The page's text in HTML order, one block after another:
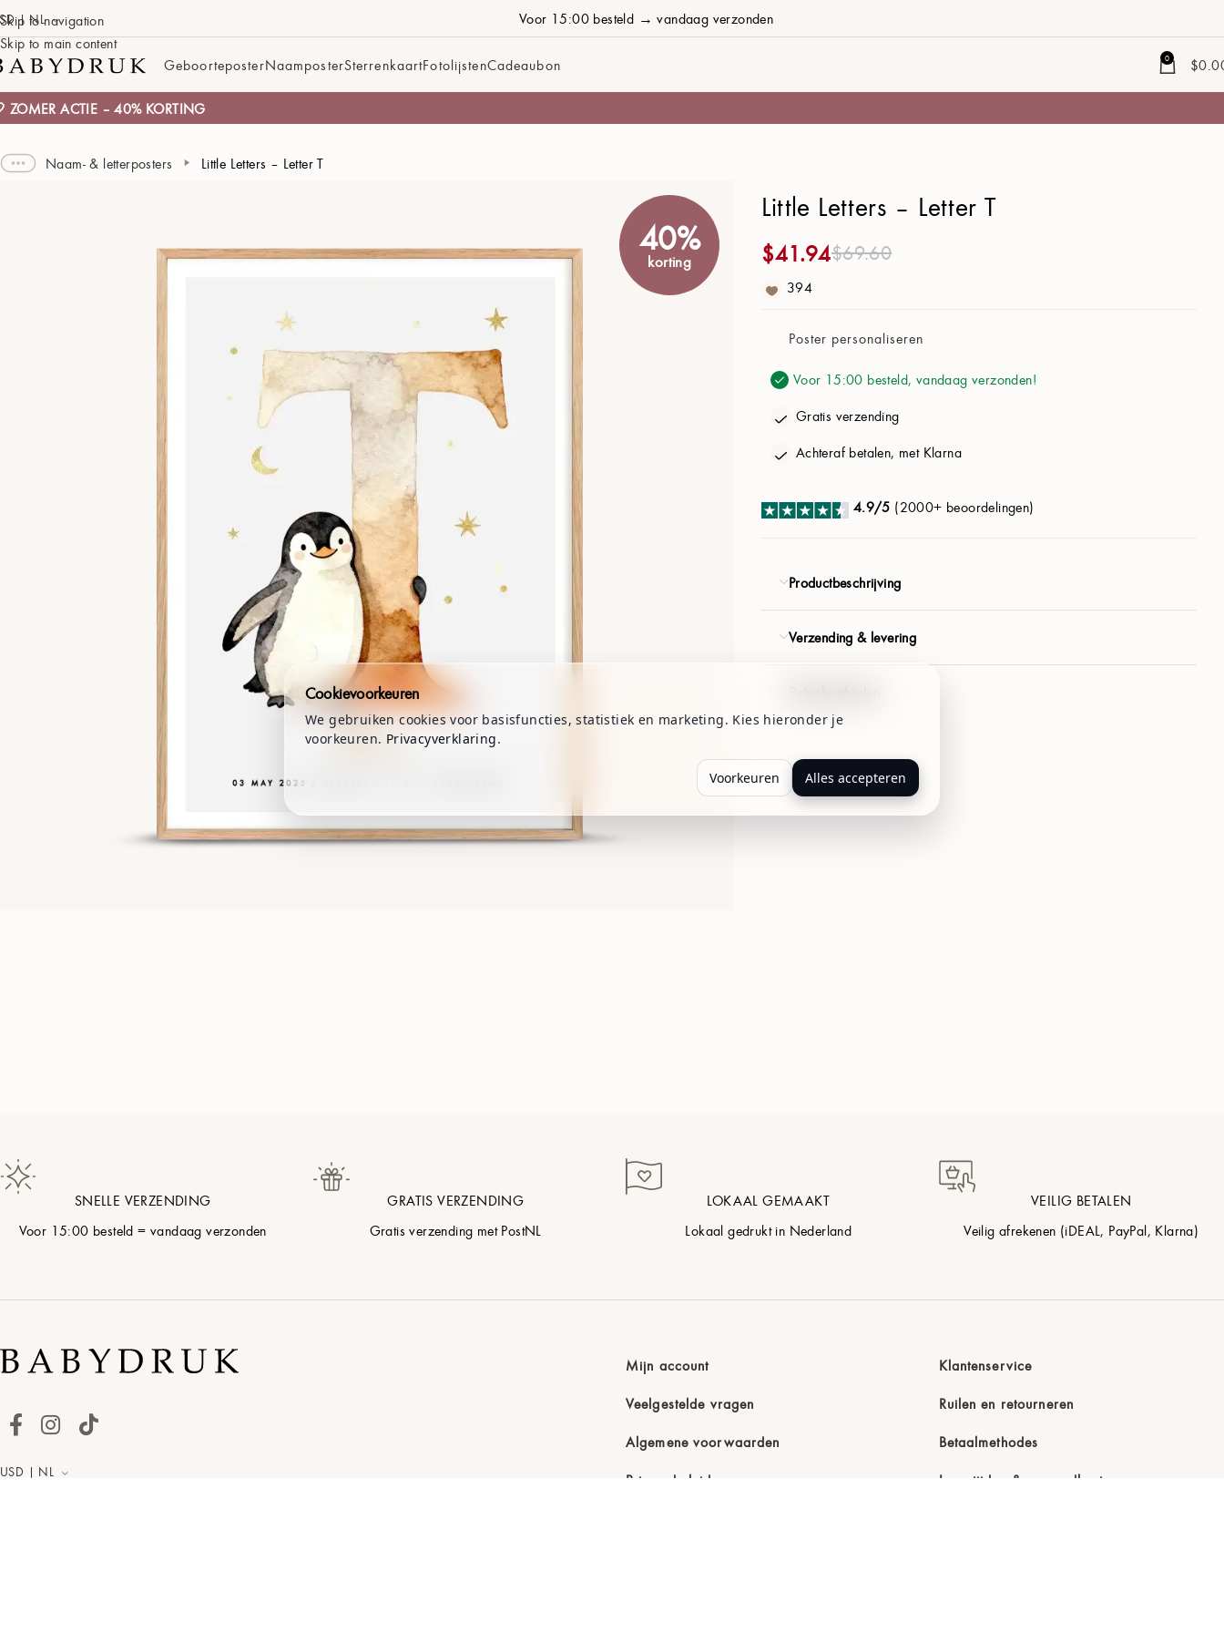
Skip to navigation
Skip to main content
| NL Voor 15:00 besteld → vandaag verzonden
GeboorteposterNaamposterSterrenkaartFotolijstenCadeaubon 0 $
ZOMER ACTIE – 40% KORTING
Naam
02 APRIL 2025 / PARIS / 07:15 / 3700 GRAMS
21x30cm (8.3x11.8 in)
Titel:
Stijl:
Product
4,9/5 (2000+ beoordelingen)
Naam- & letterposters Little Letters – Letter T
40%
korting
Little Letters – Letter T
$69.60
$41.94
394
Poster personaliseren
Voor 15:00 besteld, vandaag verzonden!
Gratis verzending
Achteraf betalen, met Klarna
4.9/5 (2000+ beoordelingen)
Productbeschrijving
Verzending & levering
SNELLE VERZENDING
Voor 15:00 besteld = vandaag verzonden
GRATIS VERZENDING
Gratis verzending met PostNL
LOKAAL GEMAAKT
Lokaal gedrukt in Nederland
VEILIG BETALEN
Veilig afrekenen (iDEAL, PayPal, Klarna)
USD | NL
Mijn account
Veelgestelde vragen
Algemene voorwaarden
Privacybeleid
Klantenservice
Ruilen en retourneren
Betaalmethodes
Levertijden & verzendkosten
Cookievoorkeuren
We gebruiken cookies voor basisfuncties, statistiek en marketing. Kies hieronder je
voorkeuren. Privacyverklaring.
Voorkeuren Alles accepteren